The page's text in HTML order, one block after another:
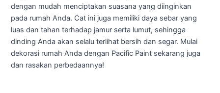
dengan mudah menciptakan suasana yang diinginkan
pada rumah Anda. Cat ini juga memiliki daya sebar yang
luas dan tahan terhadap jamur serta lumut, sehingga
dinding Anda akan selalu terlihat bersih dan segar. Mulai
dekorasi rumah Anda dengan Pacific Paint sekarang juga
dan rasakan perbedaannya!